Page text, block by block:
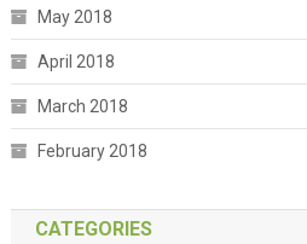
May 2018
April 2018
March 2018
February 2018
CATEGORIES